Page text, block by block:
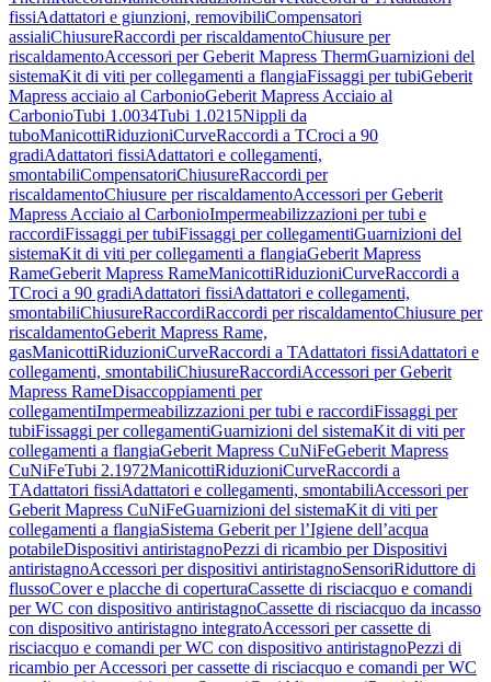
fissiAdattatori e giunzioni, removibiliCompensatori
assialiChiusureRaccordi per riscaldamentoChiusure per
riscaldamentoAccessori per Geberit Mapress ThermGuarnizioni del
sistemaKit di viti per collegamenti a flangiaFissaggi per tubiGeberit
Mapress acciaio al CarbonioGeberit Mapress Acciaio al
CarbonioTubi 1.0034Tubi 1.0215Nippli da
tuboManicottiRiduzioniCurveRaccordi a TCroci a 90
gradiAdattatori fissiAdattatori e collegamenti,
smontabiliCompensatoriChiusureRaccordi per
riscaldamentoChiusure per riscaldamentoAccessori per Geberit
Mapress Acciaio al CarbonioImpermeabilizzazioni per tubi e
raccordiFissaggi per tubiFissaggi per collegamentiGuarnizioni del
sistemaKit di viti per collegamenti a flangiaGeberit Mapress
RameGeberit Mapress RameManicottiRiduzioniCurveRaccordi a
TCroci a 90 gradiAdattatori fissiAdattatori e collegamenti,
smontabiliChiusureRaccordiRaccordi per riscaldamentoChiusure per
riscaldamentoGeberit Mapress Rame,
gasManicottiRiduzioniCurveRaccordi a TAdattatori fissiAdattatori e
collegamenti, smontabiliChiusureRaccordiAccessori per Geberit
Mapress RameDisaccoppiamenti per
collegamentiImpermeabilizzazioni per tubi e raccordiFissaggi per
tubiFissaggi per collegamentiGuarnizioni del sistemaKit di viti per
collegamenti a flangiaGeberit Mapress CuNiFeGeberit Mapress
CuNiFeTubi 2.1972ManicottiRiduzioniCurveRaccordi a
TAdattatori fissiAdattatori e collegamenti, smontabiliAccessori per
Geberit Mapress CuNiFeGuarnizioni del sistemaKit di viti per
collegamenti a flangiaSistema Geberit per l’Igiene dell’acqua
potabileDispositivi antiristagnoPezzi di ricambio per Dispositivi
antiristagnoAccessori per dispositivi antiristagnoSensoriRiduttore di
flussoCover e placche di coperturaCassette di risciacquo e comandi
per WC con dispositivo antiristagnoCassette di risciacquo da incasso
con dispositivo antiristagno integratoAccessori per cassette di
risciacquo e comandi per WC con dispositivo antiristagnoPezzi di
ricambio per Accessori per cassette di risciacquo e comandi per WC